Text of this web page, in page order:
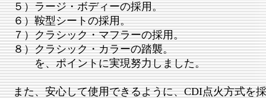
５）ラージ・ボディーの採用。
６）鞍型シートの採用。
７）クラシック・マフラーの採用。
８）クラシック・カラーの踏襲。
を、ポイントに実現努力しました。
また、安心して使用できるように、CDI点火方式を